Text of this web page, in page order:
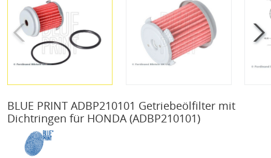
BLUE PRINT ADBP210101 Getriebeölfilter mit
Dichtringen für HONDA(ADBP210101)